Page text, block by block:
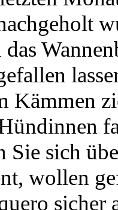
Kämmen
sich
wollen
sicher